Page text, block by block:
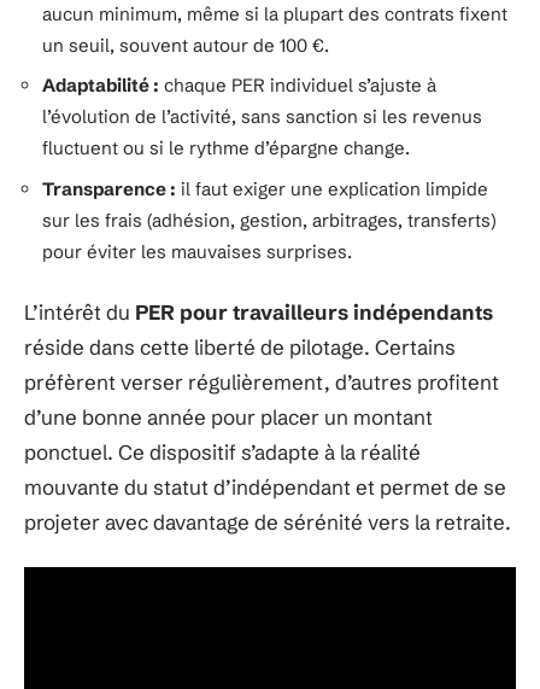
aucun minimum, même si la plupart des contrats fixent
un seuil, souvent autour de 100 €.
Adaptabilité : chaque PER individuel s’ajuste à
l’évolution de l’activité, sans sanction si les revenus
fluctuent ou si le rythme d’épargne change.
Transparence : il faut exiger une explication limpide
sur les frais (adhésion, gestion, arbitrages, transferts)
pour éviter les mauvaises surprises.
L’intérêt du PER pour travailleurs indépendants
réside dans cette liberté de pilotage. Certains
préfèrent verser régulièrement, d’autres profitent
d’une bonne année pour placer un montant
ponctuel. Ce dispositif s’adapte à la réalité
mouvante du statut d’indépendant et permet de se
projeter avec davantage de sérénité vers la retraite.